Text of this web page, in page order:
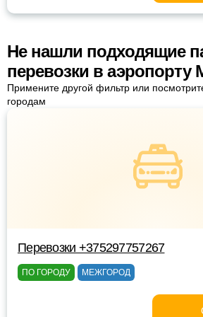
Не нашли подходящие
перевозки в аэропорту
Примените другой фильтр или
городам
Перевозки +375297757267
ПО ГОРОДУ МЕЖГОРОД